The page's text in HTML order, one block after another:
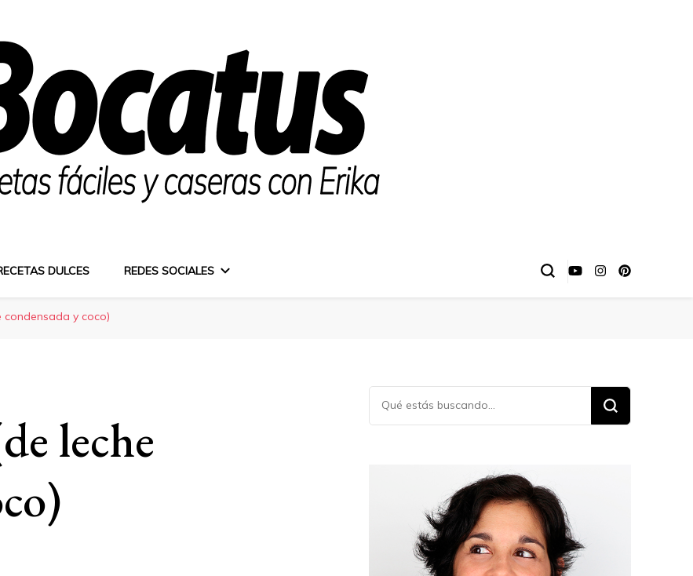
DULCES REDES SOCIALES
condensada y coco)
leche
¿Buscas
algo?